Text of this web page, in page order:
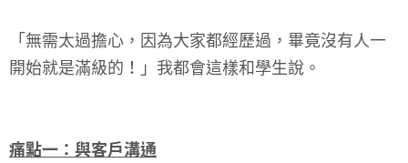
「無需太過擔心，因為大家都經歷過，畢竟沒有人一
開始就是滿級的！」我都會這樣和學生說。
痛點一：與客戶溝通